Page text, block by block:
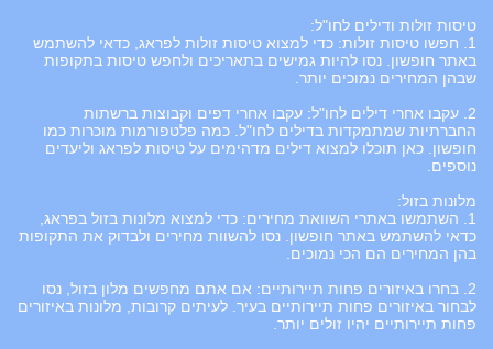
טיסות זולות ודילים לחו"ל:
1. חפשו טיסות זולות: כדי למצוא טיסות זולות לפראג, כדאי להשתמש
באתר חופשון. נסו להיות גמישים בתאריכים ולחפש טיסות בתקופות
שבהן המחירים נמוכים יותר.
2. עקבו אחרי דילים לחו"ל: עקבו אחרי דפים וקבוצות ברשתות
החברתיות שמתמקדות בדילים לחו"ל. כמה פלטפורמות מוכרות כמו
חופשון. כאן תוכלו למצוא דילים מדהימים על טיסות לפראג וליעדים
נוספים.
מלונות בזול:
1. השתמשו באתרי השוואת מחירים: כדי למצוא מלונות בזול בפראג,
כדאי להשתמש באתר חופשון. נסו להשוות מחירים ולבדוק את התקופות
בהן המחירים הם הכי נמוכים.
2. בחרו באיזורים פחות תיירותיים: אם אתם מחפשים מלון בזול, נסו
לבחור באיזורים פחות תיירותיים בעיר. לעיתים קרובות, מלונות באיזורים
פחות תיירותיים יהיו זולים יותר.